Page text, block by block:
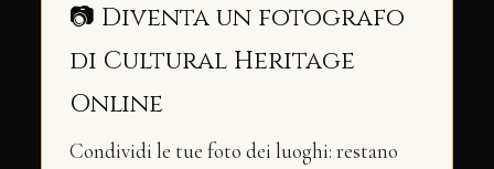
📷 Diventa un fotografo
di Cultural Heritage
Online
Condividi le tue foto dei luoghi: restano